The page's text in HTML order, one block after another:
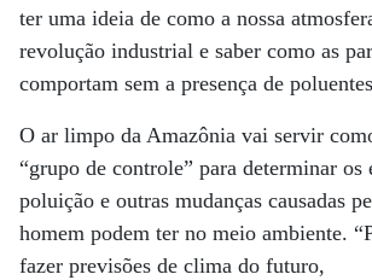
ter uma ideia de como a nossa
revolução industrial e saber como as
comportam sem a presença de
O ar limpo da Amazônia vai servir
“grupo de controle” para determinar os
poluição e outras mudanças causadas
homem podem ter no meio ambiente.
fazer previsões de clima do futuro,